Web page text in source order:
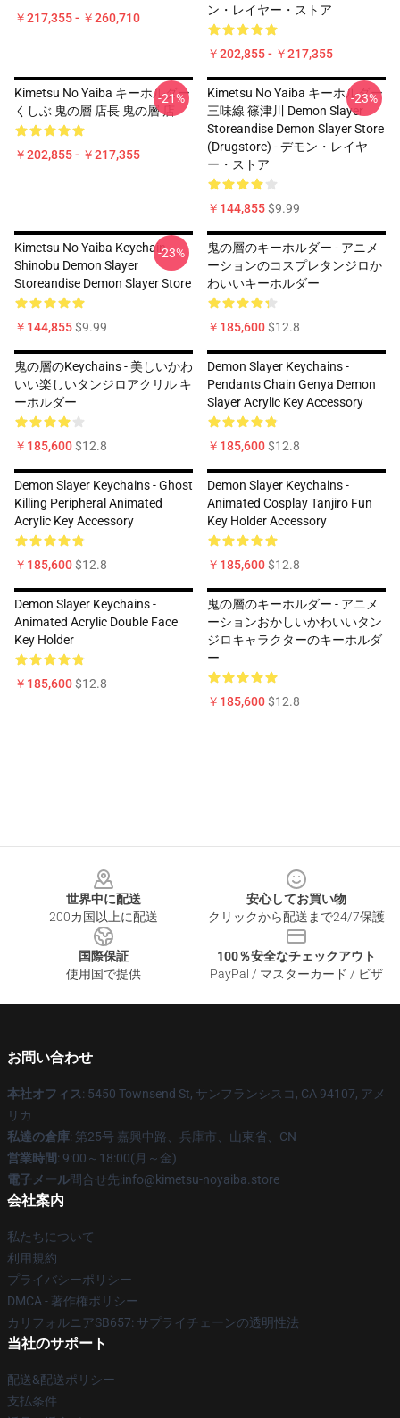
￥217,355 - ￥260,710
ン・レイヤー・ストア
￥202,855 - ￥217,355
Kimetsu No Yaiba キーホルダー
くしぶ 鬼の層 店長 鬼の層 店
￥202,855 - ￥217,355
-21%
Kimetsu No Yaiba キーホルダー
三味線 篠津川 Demon Slayer
Storeandise Demon Slayer Store
(Drugstore) - デモン・レイヤ
ー・ストア
￥144,855$9.99
-23%
Kimetsu No Yaiba Keychain
Shinobu Demon Slayer
Storeandise Demon Slayer Store
￥144,855$9.99
-23%
鬼の層のキーホルダー - アニメ
ーションのコスプレタンジロか
わいいキーホルダー
￥185,600$12.8
鬼の層のKeychains - 美しいかわ
いい楽しいタンジロアクリル キ
ーホルダー
￥185,600$12.8
Demon Slayer Keychains -
Pendants Chain Genya Demon
Slayer Acrylic Key Accessory
￥185,600$12.8
Demon Slayer Keychains - Ghost
Killing Peripheral Animated
Acrylic Key Accessory
￥185,600$12.8
Demon Slayer Keychains -
Animated Cosplay Tanjiro Fun
Key Holder Accessory
￥185,600$12.8
Demon Slayer Keychains -
Animated Acrylic Double Face
Key Holder
￥185,600$12.8
鬼の層のキーホルダー - アニメ
ーションおかしいかわいいタン
ジロキャラクターのキーホルダ
ー
￥185,600$12.8
世界中に配送
200カ国以上に配送
安心してお買い物
クリックから配送まで24/7保護
国際保証
使用国で提供
100％安全なチェックアウト
PayPal / マスターカード / ビザ
お問い合わせ
本社オフィス: 5450 Townsend St, サンフランシスコ, CA 94107, アメ
リカ
私達の倉庫: 第25号 嘉興中路、兵庫市、山東省、CN
営業時間: 9:00～18:00(月～金)
電子メール問合せ先:info@kimetsu-noyaiba.store
会社案内
私たちについて
利用規約
プライバシーポリシー
DMCA - 著作権ポリシー
カリフォルニアSB657: サプライチェーンの透明性法
当社のサポート
配送&配送ポリシー
支払条件